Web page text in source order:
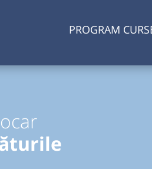
PROGRAM